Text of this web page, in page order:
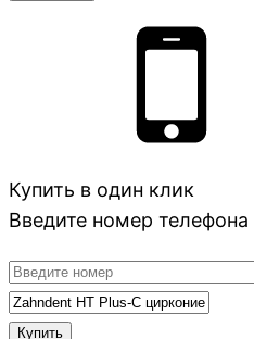
Купить в один клик
Введите номер